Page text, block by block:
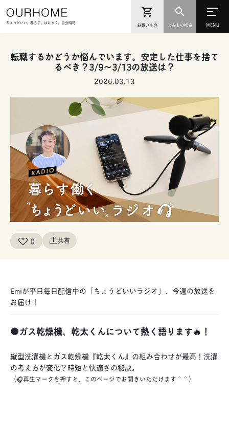
ちょうどいい。暮らす、はたらく、自分時間
転職するかどうか悩んでいます。安定した仕事を捨て
るべき？3/9〜3/13の放送は？
2026.03.13
0 共有
Emiが平日毎日配信中の「ちょうどいいラジオ」、今週の放送を
お届け！
●ガス乾燥機、乾太くんについて熱く語ります🔥！
縦型洗濯機とガス乾燥機『乾太くん』の組み合わせが最高！洗濯
の考え方が変化？時短と快適さの秘訣。
（🎧再生マークを押すと、このページでお聞きいただけます＾＾）
お買いもの よみもの検索